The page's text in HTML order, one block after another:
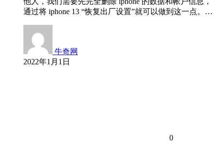
通过将 iphone 13 “恢复出厂设置”就可以做到这一点。…
牛奇网
2022年1月1日
0